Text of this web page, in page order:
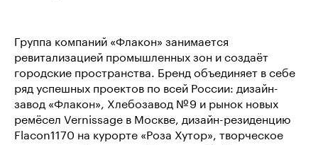
Группа компаний «Флакон» занимается
ревитализацией промышленных зон и создаёт
городские пространства. Бренд объединяет в себе
ряд успешных проектов по всей России: дизайн-
завод «Флакон», Хлебозавод № 9 и рынок новых
ремёсел Vernissage в Москве, дизайн-резиденцию
Flacon1170 на курорте «Роза Хутор», творческое